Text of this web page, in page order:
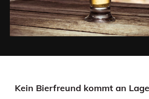
Kein Bierfreund kommt an